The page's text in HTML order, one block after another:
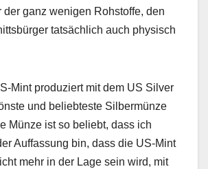
der ganz wenigen Rohstoffe, den
tatsächlich auch physisch
Mint produziert mit dem US Silver
und beliebteste Silbermünze
Münze ist so beliebt, dass ich
Auffassung bin, dass die US-Mint
mehr in der Lage sein wird, mit